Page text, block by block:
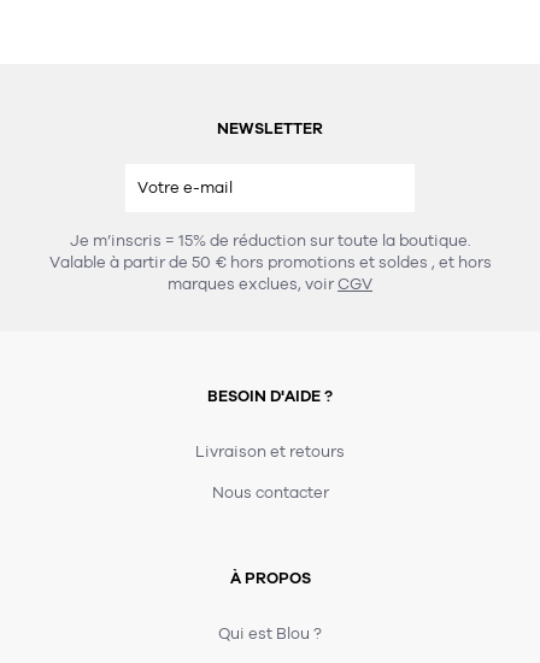
NEWSLETTER
Je m’inscris = 15% de réduction sur toute la boutique.
Valable à partir de 50 € hors promotions et soldes , et hors
marques exclues, voirCGV
BESOIN D'AIDE ?
Livraison et retours
Nous contacter
À PROPOS
Qui est Blou ?